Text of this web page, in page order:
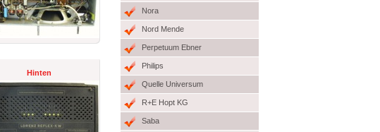
Hinten
Nora
Nord Mende
Perpetuum Ebner
Philips
Quelle Universum
R+E Hopt KG
Saba